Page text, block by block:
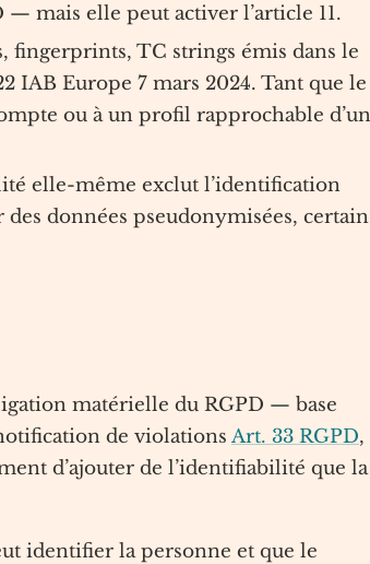
— mais elle peut activer l’article 11.
fingerprints, TC strings émis dans le
IAB Europe 7 mars 2024. Tant que le
ou à un profil rapprochable
elle-même exclut l’identification
données pseudonymisées,
matérielle du RGPD — base
de violations Art. 33 RGPD,
d’ajouter de l’identifiabilité que la
identifier la personne et que le